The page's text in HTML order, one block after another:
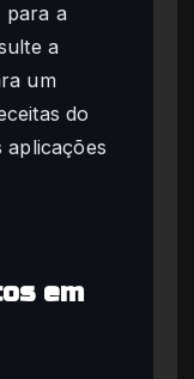
para a
a
um
do
aplicações
em